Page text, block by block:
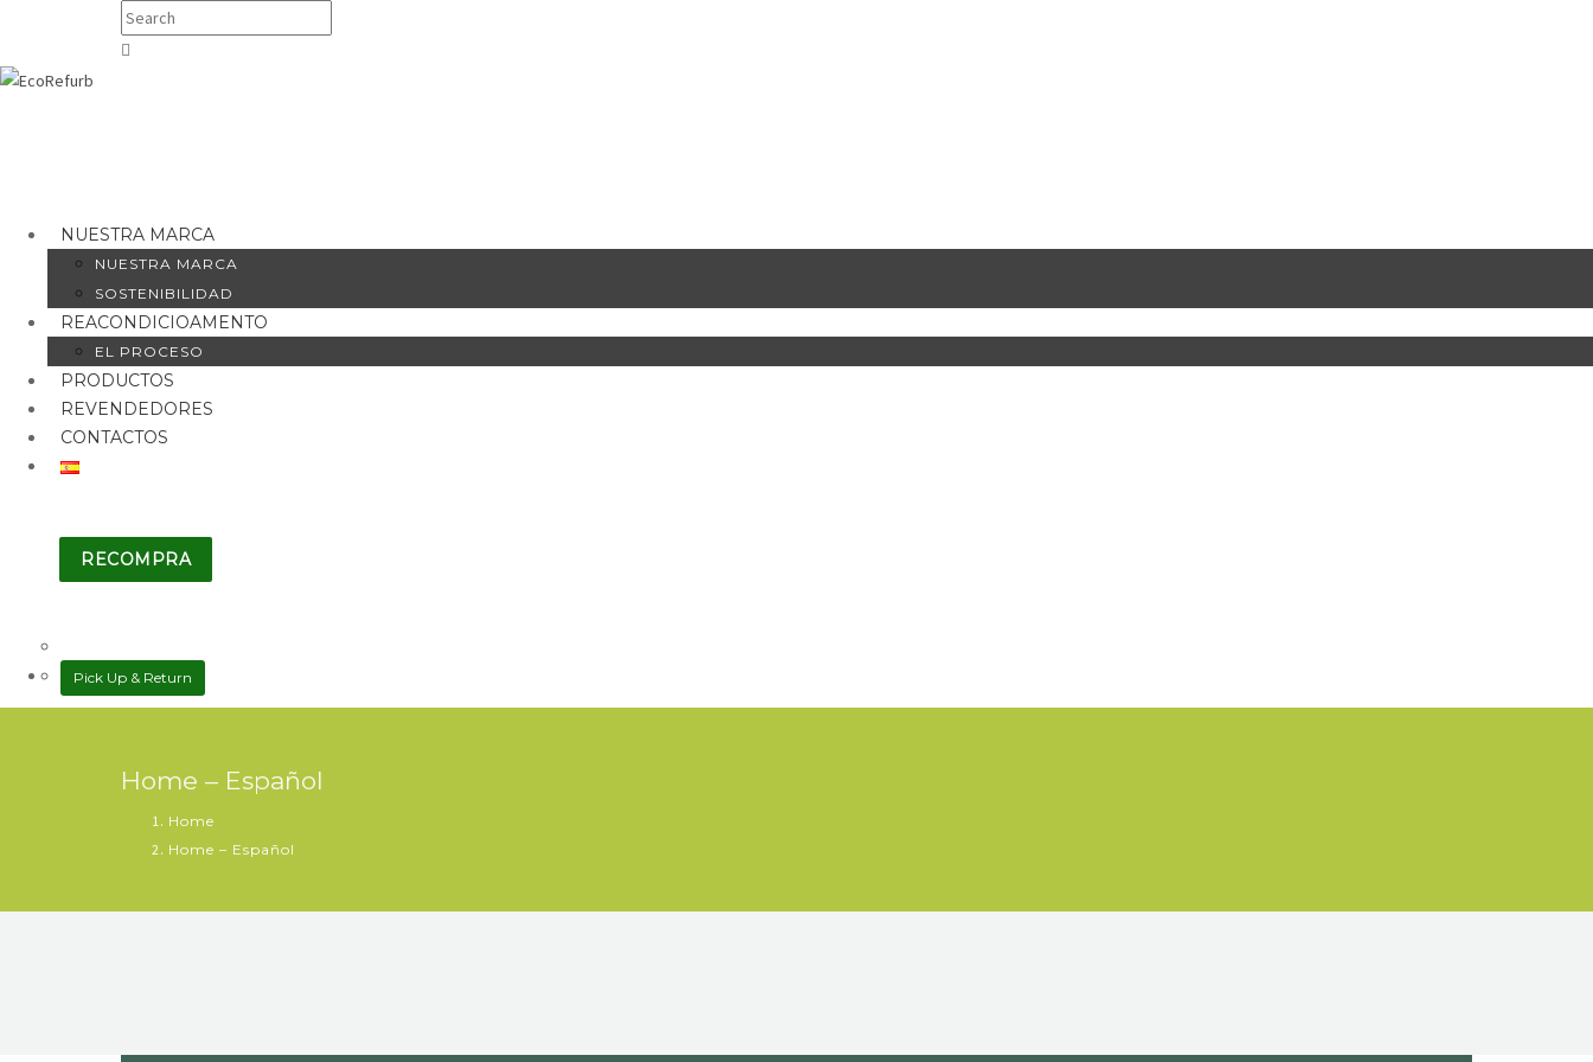
NUESTRA MARCA
NUESTRA MARCA
SOSTENIBILIDAD
REACONDICIOAMENTO
EL PROCESO
PRODUCTOS
REVENDEDORES
CONTACTOS
RECOMPRA
Pick Up & Return
Home – Español
Home
Home – Español